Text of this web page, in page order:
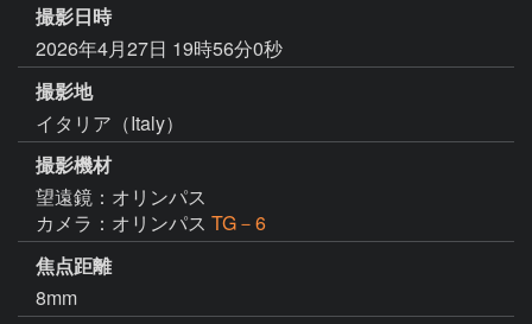
撮影日時
2026年4月27日 19時56分0秒
撮影地
イタリア（Italy）
撮影機材
望遠鏡：オリンパス
カメラ：オリンパス TG－6
焦点距離
8mm